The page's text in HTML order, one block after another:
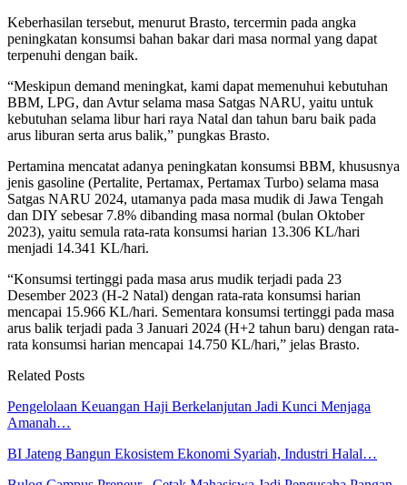
Keberhasilan tersebut, menurut Brasto, tercermin pada angka
peningkatan konsumsi bahan bakar dari masa normal yang dapat
terpenuhi dengan baik.
“Meskipun demand meningkat, kami dapat memenuhui kebutuhan
BBM, LPG, dan Avtur selama masa Satgas NARU, yaitu untuk
kebutuhan selama libur hari raya Natal dan tahun baru baik pada
arus liburan serta arus balik,” pungkas Brasto.
Pertamina mencatat adanya peningkatan konsumsi BBM, khususnya
jenis gasoline (Pertalite, Pertamax, Pertamax Turbo) selama masa
Satgas NARU 2024, utamanya pada masa mudik di Jawa Tengah
dan DIY sebesar 7.8% dibanding masa normal (bulan Oktober
2023), yaitu semula rata-rata konsumsi harian 13.306 KL/hari
menjadi 14.341 KL/hari.
“Konsumsi tertinggi pada masa arus mudik terjadi pada 23
Desember 2023 (H-2 Natal) dengan rata-rata konsumsi harian
mencapai 15.966 KL/hari. Sementara konsumsi tertinggi pada masa
arus balik terjadi pada 3 Januari 2024 (H+2 tahun baru) dengan rata-
rata konsumsi harian mencapai 14.750 KL/hari,” jelas Brasto.
Related Posts
Pengelolaan Keuangan Haji Berkelanjutan Jadi Kunci Menjaga
Amanah…
BI Jateng Bangun Ekosistem Ekonomi Syariah, Industri Halal…